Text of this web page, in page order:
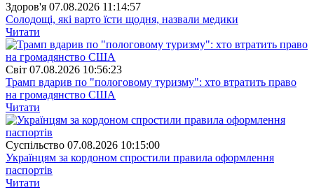
Здоров'я 07.08.2026 11:14:57
Солодощі, які варто їсти щодня, назвали медики
Читати
Свiт 07.08.2026 10:56:23
Трамп вдарив по "пологовому туризму": хто втратить право
на громадянство США
Читати
Суспiльство 07.08.2026 10:15:00
Українцям за кордоном спростили правила оформлення
паспортів
Читати